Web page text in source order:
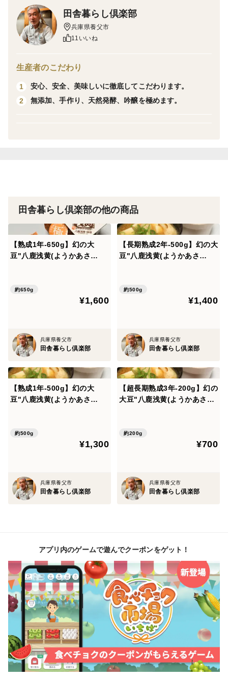
味
一年熟成した味噌を更にもう一年樽で熟成しました。み
その旨味に、更に熟成を経た濃い旨味と少しの渋みが感
ぎ)」で収穫まで農薬や化学肥料を使わず自然の力で育
で丁寧につくっています。塩は赤穂の塩「天塩」。
仕込んだみそはコウジ菌などの微生物により発酵しま
す。その後、発酵でできた成分が時間の経過とともに化
け、中山間地域の消滅をなんとしても食い止めたいと考
えています。
田舎暮らし倶楽部
兵庫県養父市
11いいね
生産者のこだわり
1
安心、安全、美味しいに徹底してこだわります。
2
無添加、手作り、天然発酵、吟醸を極めます。
田舎暮らし倶楽部の他の商品
【熟成1年-650g】幻の大
豆"八鹿浅黄(ようかあさ
の豊潤な味と香りを感じられ
約650g
¥1,600
兵庫県養父市
田舎暮らし倶楽部
【長期熟成2年-500g】幻の大
豆"八鹿浅黄(ようかあさ
豆の豊潤な味と香りを感じら
約500g
¥1,400
兵庫県養父市
田舎暮らし倶楽部
【熟成1年-500g】幻の大
豆"八鹿浅黄(ようかあさ
豆の豊潤な味と香りを感じら
約500g
¥1,300
兵庫県養父市
田舎暮らし倶楽部
【超長期熟成3年-200g】幻の
大豆"八鹿浅黄(ようかあさ
豆の豊潤な味と香りを感じら
約200g
¥700
兵庫県養父市
田舎暮らし倶楽部
アプリ内のゲームで遊んでクーポンをゲット！